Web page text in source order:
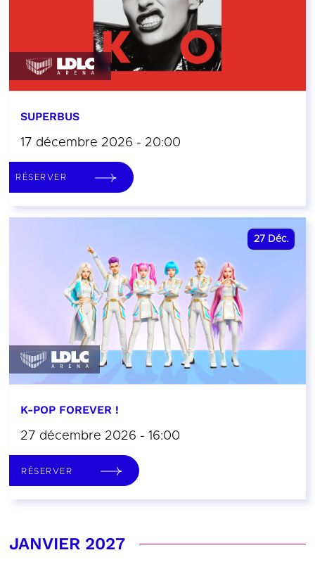
SUPERBUS
17 décembre 2026 - 20:00
RÉSERVER
27 Déc.
K-POP FOREVER !
27 décembre 2026 - 16:00
RÉSERVER
JANVIER 2027